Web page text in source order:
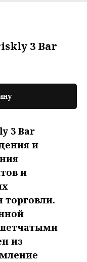
3 Bar
3 Bar
и
и
торговли.
из